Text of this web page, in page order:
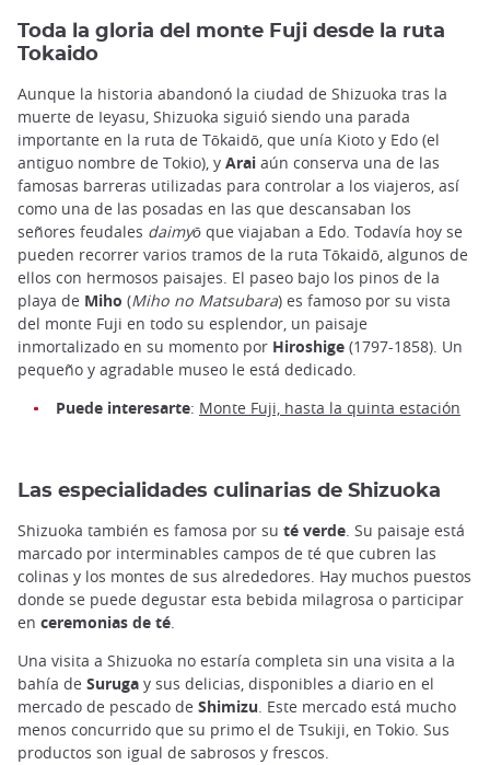
Toda la gloria del monte Fuji desde la ruta
Tokaido
Aunque la historia abandonó la ciudad de Shizuoka tras la
muerte de Ieyasu, Shizuoka siguió siendo una parada
importante en la ruta de Tōkaidō, que unía Kioto y Edo (el
antiguo nombre de Tokio), y Arai aún conserva una de las
famosas barreras utilizadas para controlar a los viajeros, así
como una de las posadas en las que descansaban los
señores feudales daimyō que viajaban a Edo. Todavía hoy se
pueden recorrer varios tramos de la ruta Tōkaidō, algunos de
ellos con hermosos paisajes. El paseo bajo los pinos de la
playa de Miho (Miho no Matsubara) es famoso por su vista
del monte Fuji en todo su esplendor, un paisaje
inmortalizado en su momento por Hiroshige (1797-1858). Un
pequeño y agradable museo le está dedicado.
Puede interesarte: Monte Fuji, hasta la quinta estación
Las especialidades culinarias de Shizuoka
Shizuoka también es famosa por su té verde. Su paisaje está
marcado por interminables campos de té que cubren las
colinas y los montes de sus alrededores. Hay muchos puestos
donde se puede degustar esta bebida milagrosa o participar
en ceremonias de té.
Una visita a Shizuoka no estaría completa sin una visita a la
bahía de Suruga y sus delicias, disponibles a diario en el
mercado de pescado de Shimizu. Este mercado está mucho
menos concurrido que su primo el de Tsukiji, en Tokio. Sus
productos son igual de sabrosos y frescos.